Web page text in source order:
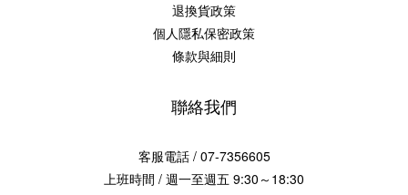
退換貨政策
個人隱私保密政策
條款與細則
聯絡我們
客服電話 / 07-7356605
上班時間 / 週一至週五 9:30～18:30